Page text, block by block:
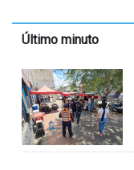
Último minuto